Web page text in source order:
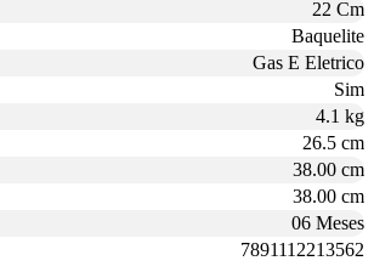
22 Cm
Baquelite
Gas E Eletrico
Sim
4.1 kg
26.5 cm
38.00 cm
38.00 cm
06 Meses
7891112213562